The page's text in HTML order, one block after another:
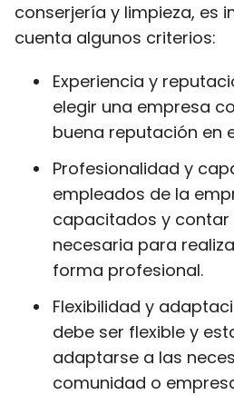
conserjería y limpieza, es
cuenta algunos criterios:
Experiencia y
elegir una empresa
buena reputación en
Profesionalidad y
empleados de la
capacitados y
necesaria para
forma profesional.
Flexibilidad y
debe ser flexible y
adaptarse a las
comunidad o